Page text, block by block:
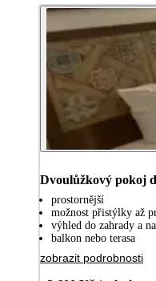
Dvoulůžkový pokoj
prostornější
možnost přistýlky až
výhled do zahrady a
balkon nebo terasa
zobrazit podrobnosti